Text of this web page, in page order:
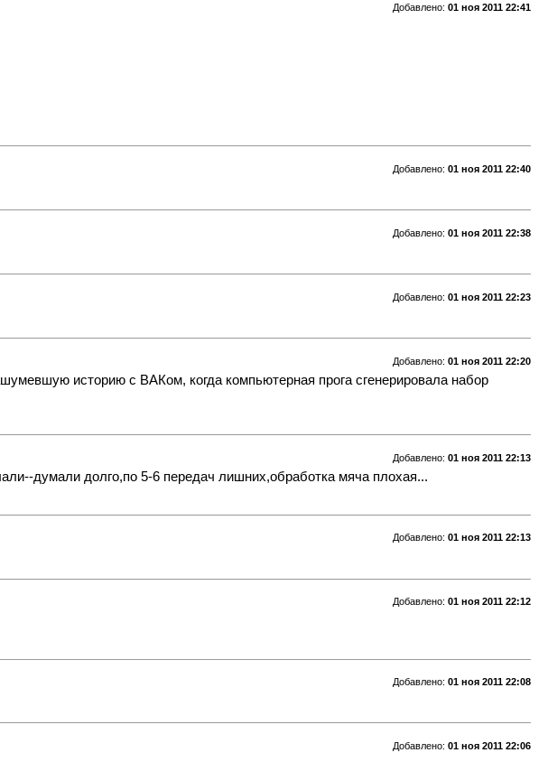
Добавлено: 01 ноя 2011 22:41
Добавлено: 01 ноя 2011 22:40
Добавлено: 01 ноя 2011 22:38
Добавлено: 01 ноя 2011 22:23
Добавлено: 01 ноя 2011 22:20
историю с ВАКом, когда компьютерная прога сгенерировала набор
Добавлено: 01 ноя 2011 22:13
думали долго,по 5-6 передач лишних,обработка мяча плохая...
Добавлено: 01 ноя 2011 22:13
Добавлено: 01 ноя 2011 22:12
Добавлено: 01 ноя 2011 22:08
Добавлено: 01 ноя 2011 22:06